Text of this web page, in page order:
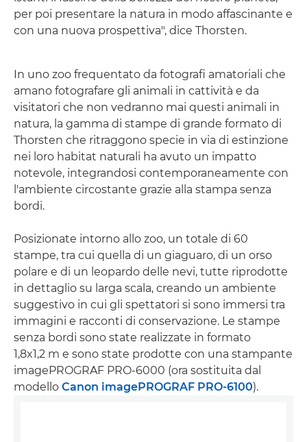
per poi presentare la natura in modo affascinante e
con una nuova prospettiva", dice Thorsten.
In uno zoo frequentato da fotografi amatoriali che
amano fotografare gli animali in cattività e da
visitatori che non vedranno mai questi animali in
natura, la gamma di stampe di grande formato di
Thorsten che ritraggono specie in via di estinzione
nei loro habitat naturali ha avuto un impatto
notevole, integrandosi contemporaneamente con
l'ambiente circostante grazie alla stampa senza
bordi.
Posizionate intorno allo zoo, un totale di 60
stampe, tra cui quella di un giaguaro, di un orso
polare e di un leopardo delle nevi, tutte riprodotte
in dettaglio su larga scala, creando un ambiente
suggestivo in cui gli spettatori si sono immersi tra
immagini e racconti di conservazione. Le stampe
senza bordi sono state realizzate in formato
1,8x1,2 m e sono state prodotte con una stampante
imagePROGRAF PRO-6000 (ora sostituita dal
modello Canon imagePROGRAF PRO-6100).